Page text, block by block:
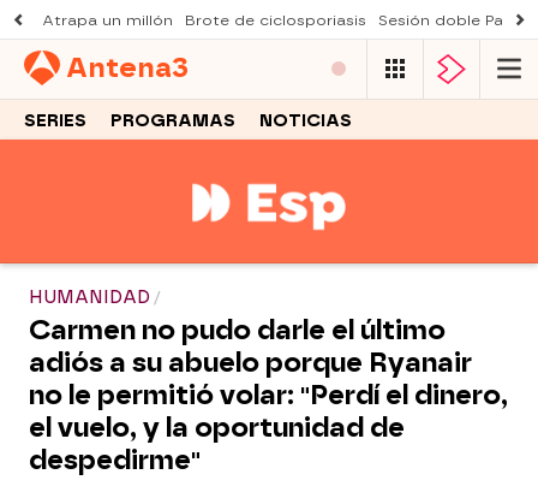
Atrapa un millón Brote de ciclosporiasis Sesión doble
Antena3
SERIES PROGRAMAS NOTICIAS
HUMANIDAD
Carmen no pudo darle el último
adiós a su abuelo porque Ryanair
no le permitió volar: "Perdí el dinero,
el vuelo, y la oportunidad de
despedirme"